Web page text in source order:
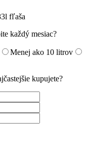
fľaša
každý mesiac?
Menej ako 10 litrov
kupujete?